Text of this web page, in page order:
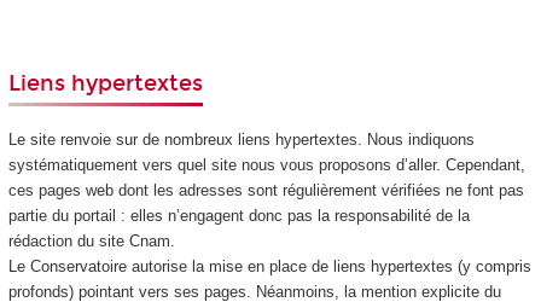
Liens hypertextes
Le site renvoie sur de nombreux liens hypertextes. Nous indiquons
systématiquement vers quel site nous vous proposons d’aller. Cependant,
ces pages web dont les adresses sont régulièrement vérifiées ne font pas
partie du portail : elles n’engagent donc pas la responsabilité de la
rédaction du site Cnam.
Le Conservatoire autorise la mise en place de liens hypertextes (y compris
profonds) pointant vers ses pages. Néanmoins, la mention explicite du